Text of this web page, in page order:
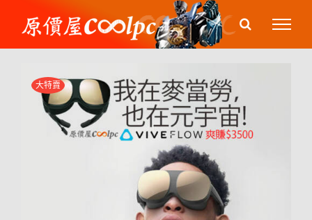
content
大特賣